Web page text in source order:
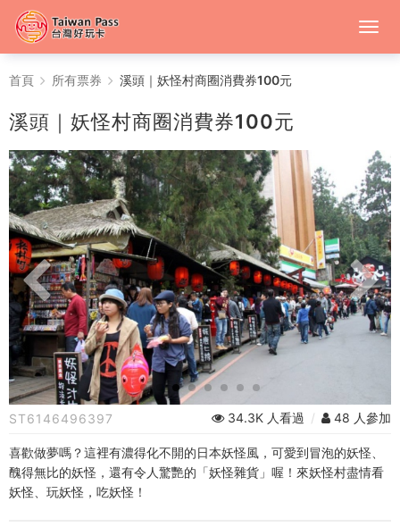
溪
頭
｜
妖
怪
村
商
圈
消
費
券
100
元
首頁 所有票券 溪頭｜妖怪村商圈消費券100元
溪頭｜妖怪村商圈消費券100元
ST6146496397 34.3K 人看過 / 48 人參加
喜歡做夢嗎？這裡有濃得化不開的日本妖怪風，可愛到冒泡的妖怪、
醜得無比的妖怪，還有令人驚艷的「妖怪雜貨」喔！來妖怪村盡情看
妖怪、玩妖怪，吃妖怪！